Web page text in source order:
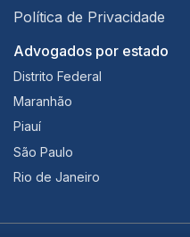
Política de Privacidade
Advogados por estado
Distrito Federal
Maranhão
Piauí
São Paulo
Rio de Janeiro